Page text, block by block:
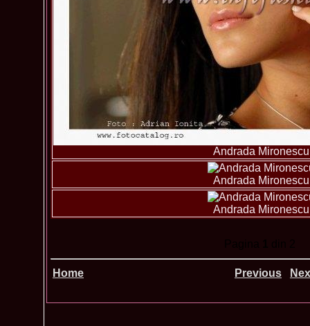
Andrada Mironescu
Andrada Mironescu
Andrada Mironescu
Home Previous